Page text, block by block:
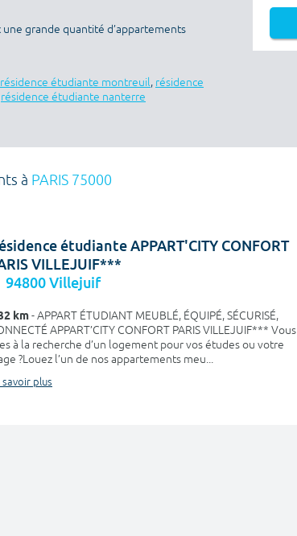
une grande quantité d’appartements
résidence étudiante montreuil, résidence
résidence étudiante nanterre
à PARIS 75000
étudiante APPART'CITY CONFORT
VILLEJUIF***
94800 Villejuif
km- APPART ÉTUDIANT MEUBLÉ, ÉQUIPÉ, SÉCURISÉ,
APPART’CITY CONFORT PARIS VILLEJUIF*** Vous
à la recherche d’un logement pour vos études ou votre
?Louez l’un de nos appartements meu...
savoir plus